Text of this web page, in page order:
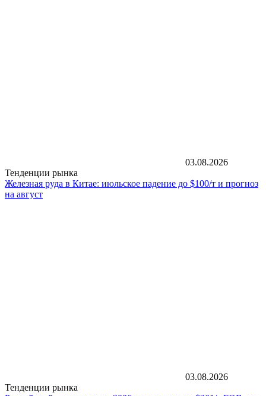
03.08.2026
Тенденции рынка
Железная руда в Китае: июльское падение до $100/т и прогноз
на август
03.08.2026
Тенденции рынка